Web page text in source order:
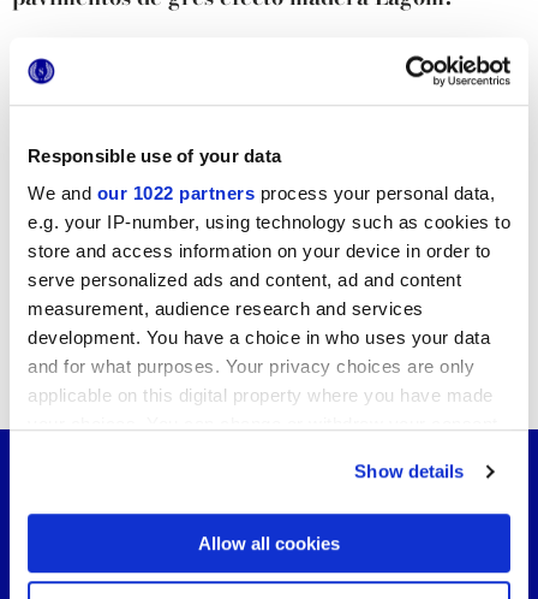
Responsible use of your data
We and our 1022 partners process your personal data,
e.g. your IP-number, using technology such as cookies to
store and access information on your device in order to
serve personalized ads and content, ad and content
measurement, audience research and services
development. You have a choice in who uses your data
and for what purposes. Your privacy choices are only
applicable on this digital property where you have made
If you allow, we would also like to:
Collect information about your geographical
location which can be accurate to within several
Show details
Allow all cookies
para más información
Inscríbetea la newsletter
¿Deseas mantenerte al tanto de
las novedades Marca Corona?
Suscríbete a nuestro boletín informativo
También podría interesarte...